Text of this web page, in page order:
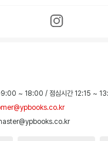
~ 18:00 / 점심시간 12:15 ~